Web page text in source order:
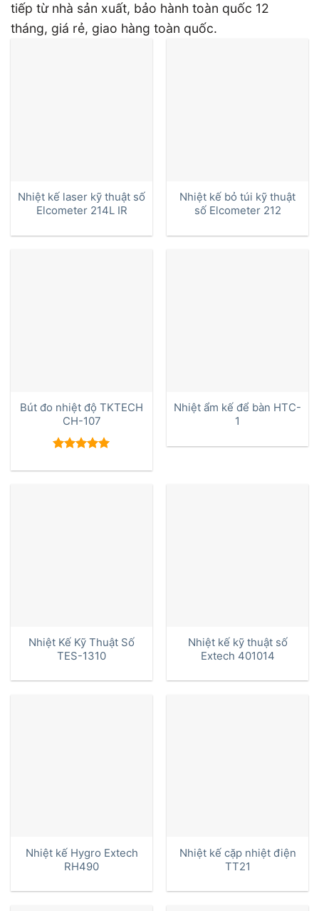
tiếp từ nhà sản xuất, bảo hành toàn quốc 12
tháng, giá rẻ, giao hàng toàn quốc.
Nhiệt kế laser kỹ thuật số
Elcometer 214L IR
Nhiệt kế bỏ túi kỹ thuật
số Elcometer 212
Bút đo nhiệt độ TKTECH
CH-107
hạng5.00
Nhiệt ẩm kế để bàn HTC-
1
Nhiệt Kế Kỹ Thuật Số
TES-1310
Nhiệt kế kỹ thuật số
Extech 401014
Nhiệt kế Hygro Extech
RH490
Nhiệt kế cặp nhiệt điện
TT21